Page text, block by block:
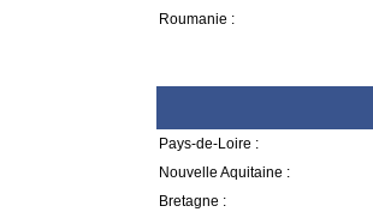
Roumanie :
Pays-de-Loire :
Nouvelle Aquitaine :
Bretagne :